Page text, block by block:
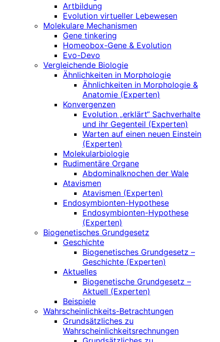
Artbildung
Evolution virtueller Lebewesen
Molekulare Mechanismen
Gene tinkering
Homeobox-Gene & Evolution
Evo-Devo
Vergleichende Biologie
Ähnlichkeiten in Morphologie
Ähnlichkeiten in Morphologie &
Anatomie (Experten)
Konvergenzen
Evolution „erklärt“ Sachverhalte
und ihr Gegenteil (Experten)
Warten auf einen neuen Einstein
(Experten)
Molekularbiologie
Rudimentäre Organe
Abdominalknochen der Wale
Atavismen
Atavismen (Experten)
Endosymbionten-Hypothese
Endosymbionten-Hypothese
(Experten)
Biogenetisches Grundgesetz
Geschichte
Biogenetisches Grundgesetz –
Geschichte (Experten)
Aktuelles
Biogenetische Grundgesetz –
Aktuell (Experten)
Beispiele
Wahrscheinlichkeits-Betrachtungen
Grundsätzliches zu
Wahrscheinlichkeitsrechnungen